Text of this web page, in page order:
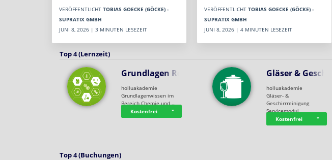
VERÖFFENTLICHT TOBIAS GOECKE (GÖCKE) -
SUPRATIX GMBH
JUNI 8, 2026 | 3 MINUTEN LESEZEIT
VERÖFFENTLICHT TOBIAS GOECKE (GÖCKE) -
SUPRATIX GMBH
JUNI 8, 2026 | 4 MINUTEN LESEZEIT
Top 4 (Lernzeit)
Grundlagen Rein…
holluakademie
Grundlagenwissen im
Bereich Chemie und …
Kostenfrei
Gläser & Geschi…
holluakademie
Gläser- &
Geschirrreinigung
Servicemodul
Kostenfrei
Top 4 (Buchungen)